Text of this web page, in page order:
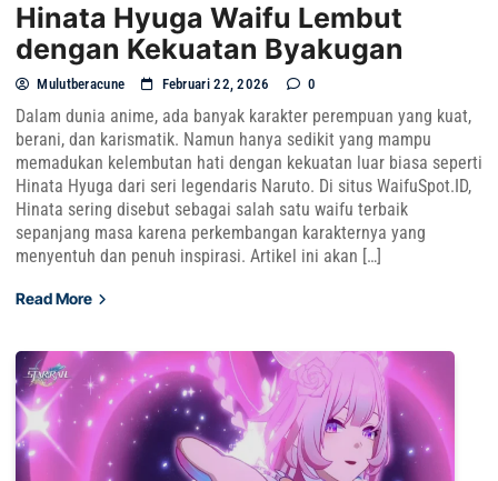
Hinata Hyuga Waifu Lembut
dengan Kekuatan Byakugan
Mulutberacune Februari 22, 2026 0
Dalam dunia anime, ada banyak karakter perempuan yang kuat,
berani, dan karismatik. Namun hanya sedikit yang mampu
memadukan kelembutan hati dengan kekuatan luar biasa seperti
Hinata Hyuga dari seri legendaris Naruto. Di situs WaifuSpot.ID,
Hinata sering disebut sebagai salah satu waifu terbaik
sepanjang masa karena perkembangan karakternya yang
menyentuh dan penuh inspirasi. Artikel ini akan […]
Read More